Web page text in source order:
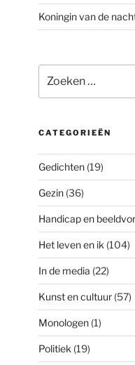
Koningin van de
naar:
CATEGORIEËN
Gedichten(19)
Gezin(36)
Handicap en
Het leven en ik (104)
In de media (22)
Kunst en cultuur(57)
Monologen(1)
Politiek (19)